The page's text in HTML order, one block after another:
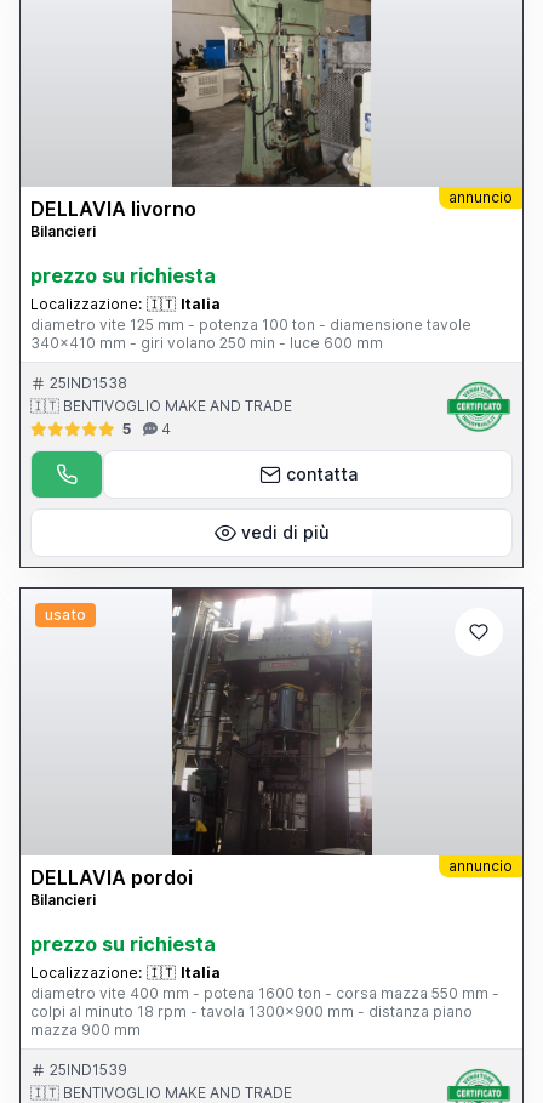
desiderano ampliare la propria capacità produttiva con una
soluzione industriale affidabile e performante. Disponibile per
visione e prova operativa. Per maggiori informazioni, foto e
dettagli tecnici, contattare direttamente.
annuncio
DELLAVIA livorno
Bilancieri
prezzo su richiesta
Localizzazione: 🇮🇹 Italia
diametro vite 125 mm - potenza 100 ton - diamensione tavole
340x410 mm - giri volano 250 min - luce 600 mm
25IND1538
🇮🇹 BENTIVOGLIO MAKE AND TRADE
5
4
contatta
vedi di più
usato
annuncio
DELLAVIA pordoi
Bilancieri
prezzo su richiesta
Localizzazione: 🇮🇹 Italia
diametro vite 400 mm - potena 1600 ton - corsa mazza 550 mm -
colpi al minuto 18 rpm - tavola 1300x900 mm - distanza piano
mazza 900 mm
25IND1539
🇮🇹 BENTIVOGLIO MAKE AND TRADE